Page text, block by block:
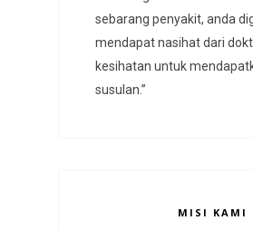
sebarang penyakit, anda
mendapat nasihat dari
kesihatan untuk
susulan.”
MISI KAMI